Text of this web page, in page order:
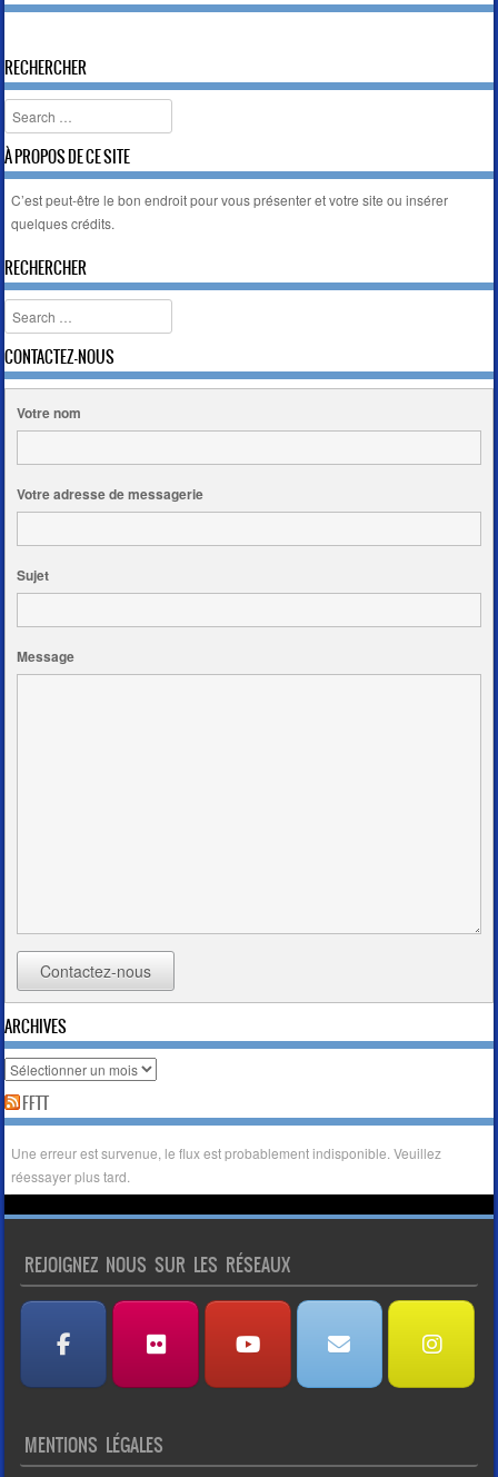
RECHERCHER
Search
À PROPOS DE CE SITE
C’est peut-être le bon endroit pour vous présenter et votre site ou insérer
quelques crédits.
RECHERCHER
Search
CONTACTEZ-NOUS
Votre nom
Votre adresse de messagerie
Sujet
Message
Contactez-nous
ARCHIVES
FFTT
Une erreur est survenue, le flux est probablement indisponible. Veuillez
réessayer plus tard.
REJOIGNEZ NOUS SUR LES RÉSEAUX
MENTIONS LÉGALES